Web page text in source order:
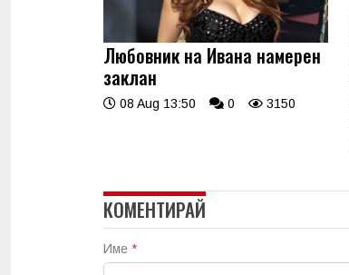
Любовник на Ивана намерен
заклан
08 Aug 13:50 0 3150
КОМЕНТИРАЙ
Име *